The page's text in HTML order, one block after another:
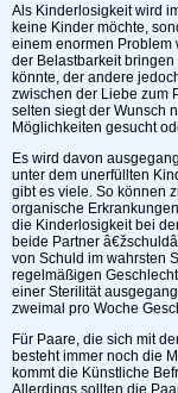
Als Kinderlosigkeit wird
keine Kinder möchte,
einem enormen Problem
der Belastbarkeit
könnte, der andere
zwischen der Liebe zum
selten siegt der Wunsch
Möglichkeiten gesucht
Es wird davon
unter dem unerfüllten
gibt es viele. So können
organische
die Kinderlosigkeit bei
beide Partner
von Schuld im wahrsten
regelmäßigen
einer Sterilität
zweimal pro Woche
Für Paare, die sich mit
besteht immer noch die
kommt die Künstliche
Allerdings sollten die